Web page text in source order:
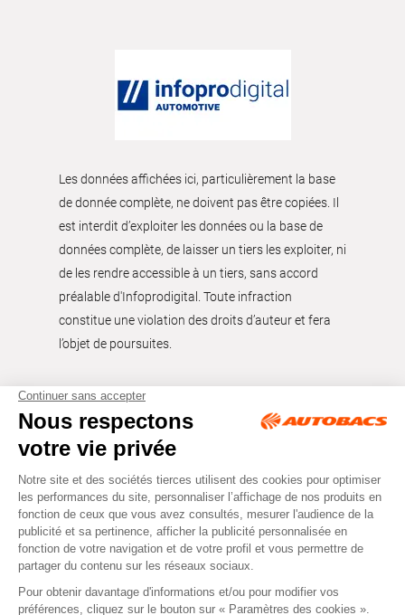
Les données affichées ici, particulièrement la base
de donnée complète, ne doivent pas être copiées. Il
est interdit d’exploiter les données ou la base de
données complète, de laisser un tiers les exploiter, ni
de les rendre accessible à un tiers, sans accord
préalable d'Infoprodigital. Toute infraction
constitue une violation des droits d’auteur et fera
l’objet de poursuites.
Tous droits réservés © Autobacs
Mentions légales RGPD
Cookies CGV